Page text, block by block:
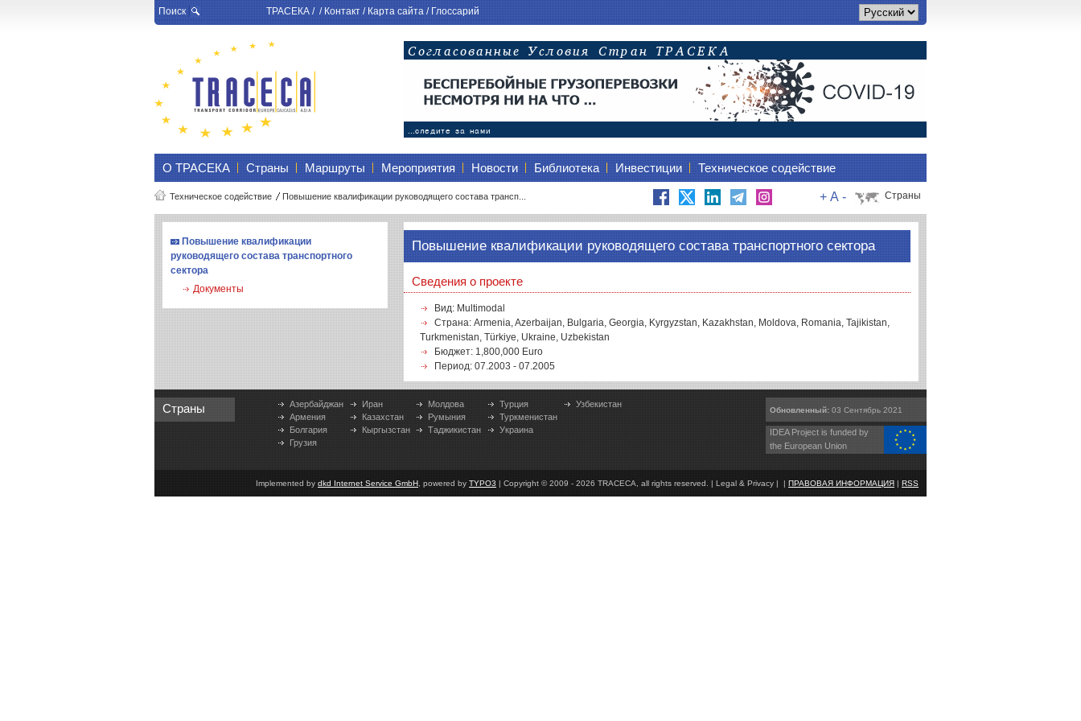
Поиск ТРАСЕКА/ /Контакт/Карта сайта/Глоссарий
О ТРАСЕКА Страны Маршруты Мероприятия Новости Библиотека Инвестиции Техническое содействие
Техническое содействие Повышение квалификации руководящего состава трансп... Страны
+ A -
Повышение квалификации
руководящего состава транспортного
сектора
Документы
Повышение квалификации руководящего состава транспортного сектора
Сведения о проекте
Вид: Multimodal
Страна: Armenia, Azerbaijan, Bulgaria, Georgia, Kyrgyzstan, Kazakhstan, Moldova, Romania, Tajikistan,
Turkmenistan, Türkiye, Ukraine, Uzbekistan
Бюджет: 1,800,000 Euro
Период: 07.2003 - 07.2005
Страны
Азербайджан
Армения
Болгария
Грузия
Иран
Казахстан
Кыргызстан
Молдова
Румыния
Таджикистан
Турция
Туркменистан
Украина
Узбекистан
Обновленный: 03 Сентябрь 2021
IDEA Project is funded by
the European Union
Implemented by dkd Internet Service GmbH , powered by TYPO3 | Copyright © 2009 - 2026 TRACECA, all rights reserved. | Legal & Privacy | | ПРАВОВАЯ ИНФОРМАЦИЯ | RSS